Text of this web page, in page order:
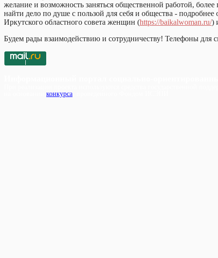
желание и возможность заняться общественной работой,
найти дело по душе с пользой для себя и общества -
Иркутского областного совета женщин (https://baikalwoman.ru/)
Будем рады взаимодействию и сотрудничеству! Телефоны для
конкурса